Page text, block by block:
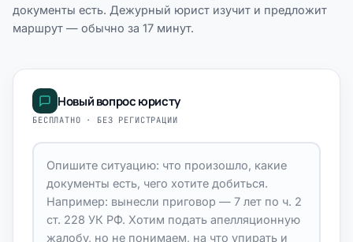
документы есть. Дежурный юрист изучит и предложит
маршрут — обычно за 17 минут.
Новый вопрос юристу
БЕСПЛАТНО · БЕЗ РЕГИСТРАЦИИ